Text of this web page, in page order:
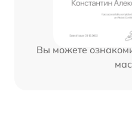
Вы можете